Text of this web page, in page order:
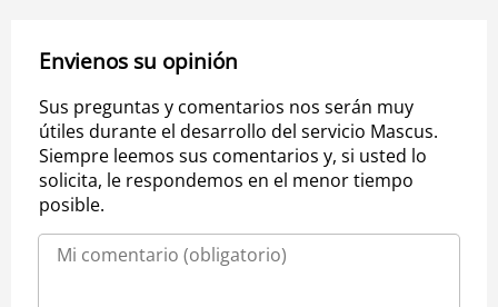
Envienos su opinión
Sus preguntas y comentarios nos serán muy
útiles durante el desarrollo del servicio Mascus.
Siempre leemos sus comentarios y, si usted lo
solicita, le respondemos en el menor tiempo
posible.